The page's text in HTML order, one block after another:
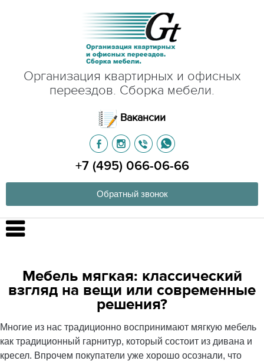
Организация квартирных и офисных
переездов. Сборка мебели.
Вакансии
+7 (495) 066-06-66
Обратный звонок
Мебель мягкая: классический
взгляд на вещи или современные
решения?
Многие из нас традиционно воспринимают мягкую мебель
как традиционный гарнитур, который состоит из дивана и
кресел. Впрочем покупатели уже хорошо осознали, что